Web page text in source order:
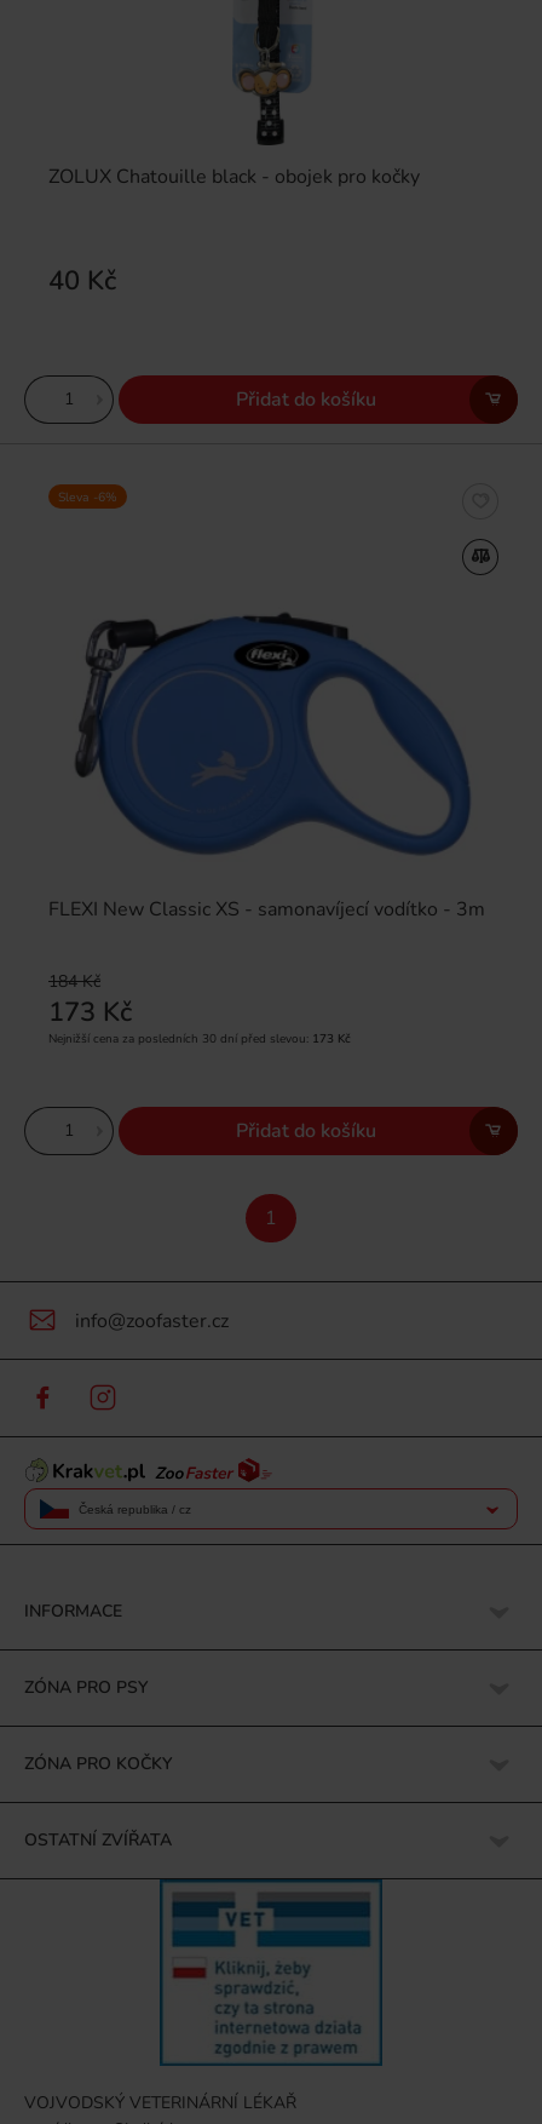
ZOLUX Chatouille black - obojek pro kočky
40 Kč
Přidat do košíku
FLEXI New Classic XS - samonavíjecí vodítko - 3m
184 Kč
173 Kč
Nejnižší cena za posledních 30 dní před slevou: 173 Kč
Sleva -6%
Přidat do košíku
1
info@zoofaster.cz
Česká republika / cz
INFORMACE
ZÓNA PRO PSY
ZÓNA PRO KOČKY
OSTATNÍ ZVÍŘATA
VOJVODSKÝ VETERINÁRNÍ LÉKAŘ